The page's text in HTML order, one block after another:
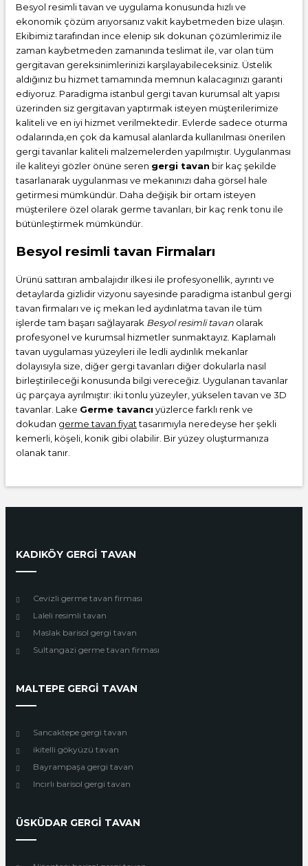
Besyol resimli tavan ve uygulama konusunda hızlı ve
ekonomik çözüm arıyorsanız vakit kaybetmeden bize ulaşın.
Ekibimiz tarafından ince elenip sık dokunan çözümlerimiz ile
zaman kaybetmeden zamanında teslimat ile, var olan tüm
gergitavan gereksinimlerinizi karşılayabileceksiniz. Üstelik
aldığınız bu hizmet tamamında memnun kalacagınızı garanti
ediyoruz. Paradigma istanbul gergi tavan kurumsal alt yapısı
üzerinden siz gergitavan yaptırmak isteyen müşterilerimize
kaliteli ve en iyi hizmet verilmektedir. Evlerde sadece oturma
odalarında,en çok da kamusal alanlarda kullanılması önerilen
gergi tavanlar kaliteli malzemelerden yapılmıştır. Uygulanması
ile kaliteyi gözler önüne seren gergi tavan bir kaç şekilde
tasarlanarak uygulanması ve mekanınızı daha görsel hale
getirmesi mümkündür. Daha değişik bir ortam isteyen
müşterilere özel olarak germe tavanları, bir kaç renk tonu ile
bütünleştirmek mümkündür.
Besyol resimli tavan Firmaları
Ürünü sattıran ambalajıdır ilkesi ile profesyonellik, ayrıntı ve
detaylarda gizlidir vizyonu sayesinde paradigma istanbul gergi
tavan firmaları ve iç mekan led aydınlatma tavan ile tüm
işlerde tam başarı sağlayarak Besyol resimli tavan olarak
profesyonel ve kurumsal hizmetler sunmaktayız. Kaplamalı
tavan uygulaması yüzeyleri ile ledli aydınlık mekanlar
dolayısıyla size, diğer gergi tavanları diğer dokularla nasıl
birleştirileceği konusunda bilgi vereceğiz. Uygulanan tavanlar
üç parçaya ayrılmıştır: iki tonlu yüzeyler, yükselen tavan ve 3D
tavanlar. Lake Germe tavancı yüzlerce farklı renk ve
dokudan germe tavan fiyattasarımıyla neredeyse her şekli
kemerli, köşeli, konik gibi olabilir. Bir yüzey oluşturmanıza
olanak tanır.
KADIKÖY GERGİ TAVAN
Cevizli germe tavan firması
Laleli resimli tavan
Maslak barisol gergi tavan
Sultangazi germe tavan firması
MALTEPE GERGİ TAVAN
Sancaktepe gergi tavan
ikitelli gökyüzü tavan
Bayrampaşa gergi tavan
Incırlı barisol gergi tavan
ÜSKÜDAR GERGİ TAVAN